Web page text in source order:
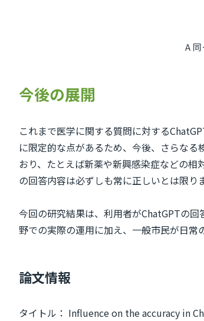
A
今後の展開
これまで医学に関する質問に対する
に限定的な点があるため、今後、さらな
おり、たとえば新薬や新興感染症などの
の回答内容は必ずしも常に正しいとは限り
今回の研究結果は、利用者がChatGPTの
野での実際の運用に加え、一般市民が日常
論文情報
タイトル： Influence on the accuracy in